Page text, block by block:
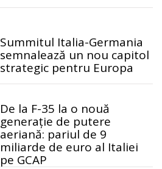
Summitul Italia-Germania
semnalează un nou capitol
strategic pentru Europa
De la F-35 la o nouă
generație de putere
aeriană: pariul de 9
miliarde de euro al Italiei
pe GCAP